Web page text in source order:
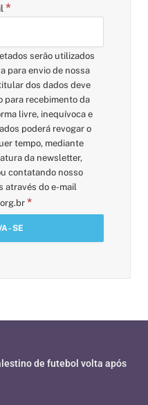
*
serão utilizados
para envio de nossa
dos dados deve
para recebimento da
livre, inequívoca e
poderá revogar o
tempo, mediante
da newsletter,
contatando nosso
através do e-mail
*
de futebol volta após